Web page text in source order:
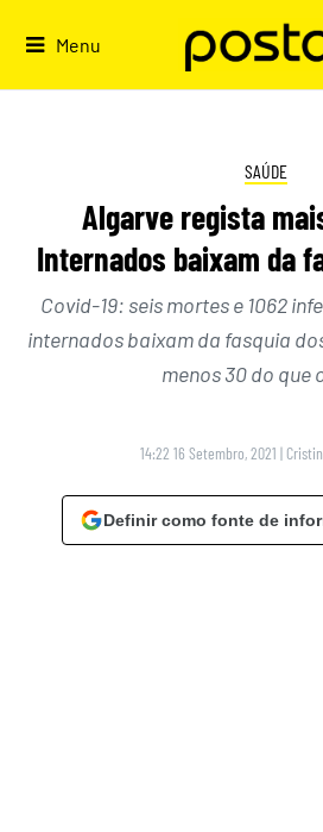
Menu
SAÚDE
Algarve regista
Internados baixam da
Covid-19: seis mortes e 1062
internados baixam da fasquia
menos 30 do que
14:22 16 Setembro, 2021 |
Definir como fonte de